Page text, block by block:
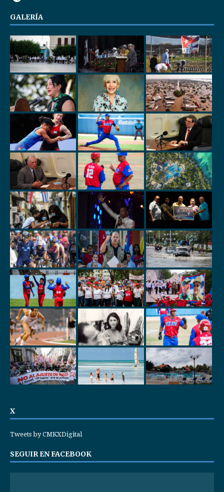
GALERÍA
X
Tweets by CMKXDigital
SEGUIR EN FACEBOOK